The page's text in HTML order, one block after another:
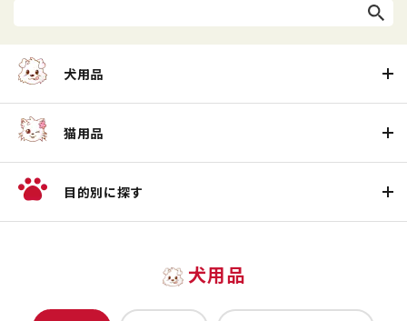
犬用品
猫用品
目的別に探す
犬用品